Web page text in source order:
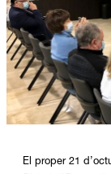
El proper 21